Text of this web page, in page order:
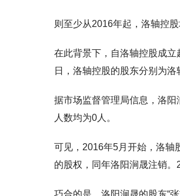
则至少从2016年起，洛轴控股
在此背景下，自洛轴控股成
日，洛轴控股的股东分别为洛
据市场监督管理局信息，洛
人数均为0人。
可见，2016年5月开始，洛轴
的股权，同年洛阳涧晟注销。
巧合的是，洛阳涧晟的股东“